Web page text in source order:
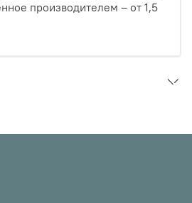
производителем – от 1,5